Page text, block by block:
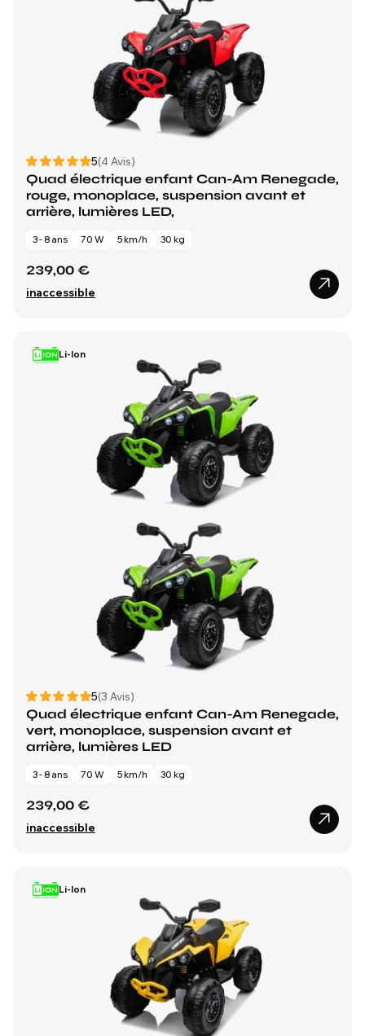
5(4 Avis)
Quad électrique enfant Can-Am Renegade,
rouge, monoplace, suspension avant et
arrière, lumières LED,
3 - 8 ans 70 W 5 km/h 30 kg
239,00 €
inaccessible
Li-Ion
5(3 Avis)
Quad électrique enfant Can-Am Renegade,
vert, monoplace, suspension avant et
arrière, lumières LED
3 - 8 ans 70 W 5 km/h 30 kg
239,00 €
inaccessible
Li-Ion